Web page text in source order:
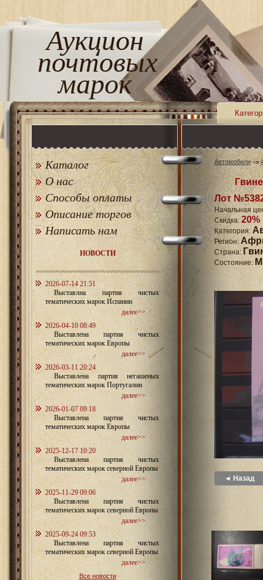
Аукцион
почтовых
марок
Каталог
О нас
Способы оплаты
Описание торгов
Написать нам
НОВОСТИ
2026-07-14 21:51
Выставлна партия чистых
тематических марок Испании
далее>>
2026-04-10 08:49
Выставлена партия чистых
тематических марок Европы
далее>>
2026-03-11 20:24
Выставлена партия негашеных
тематических марок Португалии
далее>>
2026-01-07 09:18
Выставлена партия чистых
тематических марок Европы
далее>>
2025-12-17 10:20
Выставлена партия чистых
тематических марок северной Европы
далее>>
2025-11-29 09:06
Выставлена партия чистых
тематических марок северной Европы
далее>>
2025-09-24 09:53
Выставлена партия чистых
тематических марок северной Европы
далее>>
Все новости
Автомобили
Лот
Начальная
Скидка: 20%
Категория:
Регион:
Страна:
Состояние:
◄ Назад